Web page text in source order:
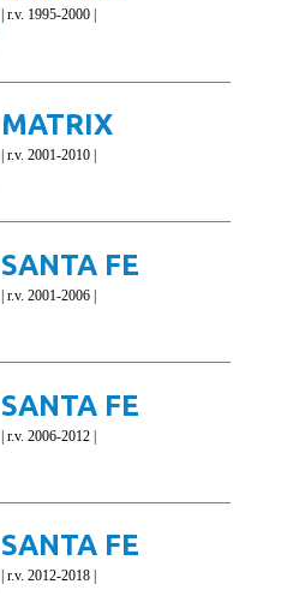
| r.v. 1995-2000 |
MATRIX
| r.v. 2001-2010 |
SANTA FE
| r.v. 2001-2006 |
SANTA FE
| r.v. 2006-2012 |
SANTA FE
| r.v. 2012-2018 |